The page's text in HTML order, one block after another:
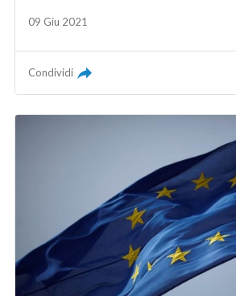
09 Giu 2021
Condividi